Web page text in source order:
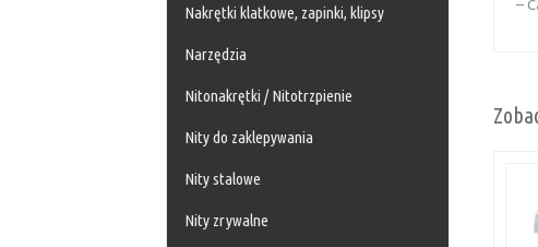
–
Nakrętki klatkowe, zapinki, klipsy
Narzędzia
Nitonakrętki / Nitotrzpienie
Nity do zaklepywania
Nity stalowe
Nity zrywalne